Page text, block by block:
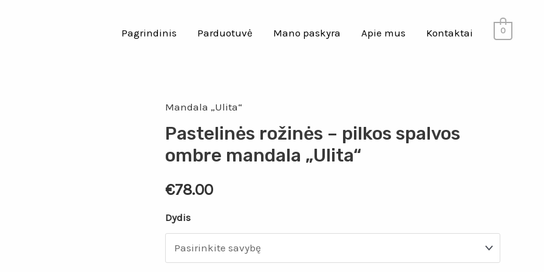
Pagrindinis Parduotuvė Mano paskyra Apie mus Kontaktai 0
Mandala „Ulita“
Pastelinės rožinės – pilkos spalvos
ombre mandala „Ulita“
€78.00
Dydis